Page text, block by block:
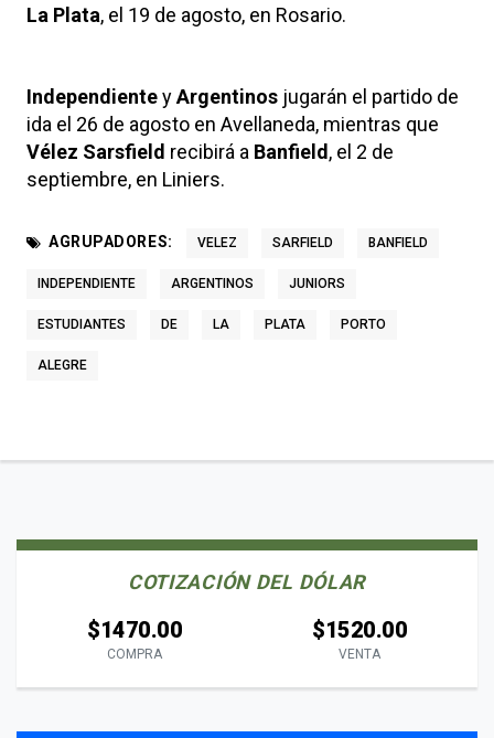
La Plata, el 19 de agosto, en Rosario.
IndependienteyArgentinos jugarán el partido de
ida el 26 de agosto en Avellaneda, mientras que
Vélez Sarsfield recibirá a Banfield , el 2 de
septiembre, en Liniers.
AGRUPADORES: VELEZ SARFIELD BANFIELD
INDEPENDIENTE ARGENTINOS JUNIORS
ESTUDIANTES DE LA PLATA PORTO
ALEGRE
COTIZACIÓN DEL DÓLAR
$1470.00
COMPRA
$1520.00
VENTA